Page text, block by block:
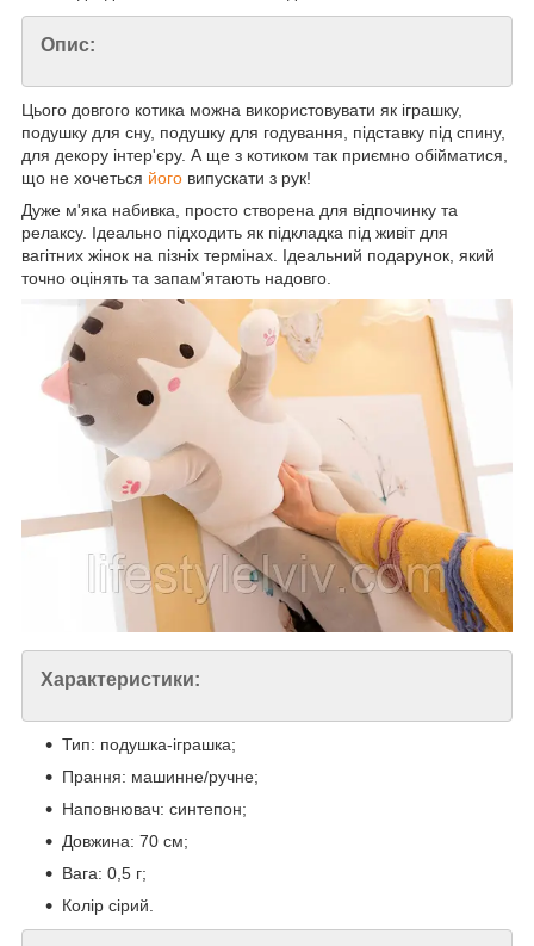
Опис:
Цього довгого котика можна використовувати як іграшку,
подушку для сну, подушку для годування, підставку під спину,
для декору інтер'єру. А ще з котиком так приємно обійматися,
що не хочеться його випускати з рук!
Дуже м'яка набивка, просто створена для відпочинку та
релаксу. Ідеально підходить як підкладка під живіт для
вагітних жінок на пізніх термінах. Ідеальний подарунок, який
точно оцінять та запам'ятають надовго.
Характеристики:
Тип: подушка-іграшка;
Прання: машинне/ручне;
Наповнювач: синтепон;
Довжина: 70 см;
Вага: 0,5 г;
Колір сірий.